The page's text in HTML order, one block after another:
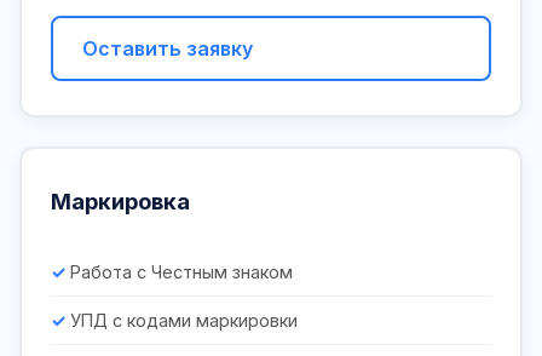
Оставить заявку
Маркировка
Работа с Честным знаком
УПД с кодами маркировки